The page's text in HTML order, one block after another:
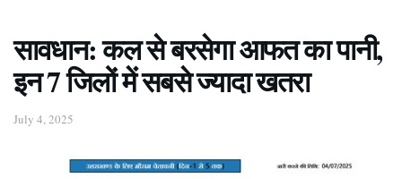
सावधान: कल से बरसेगा आफत का पानी,
इन 7 जिलों में सबसे ज्यादा खतरा
July 4, 2025